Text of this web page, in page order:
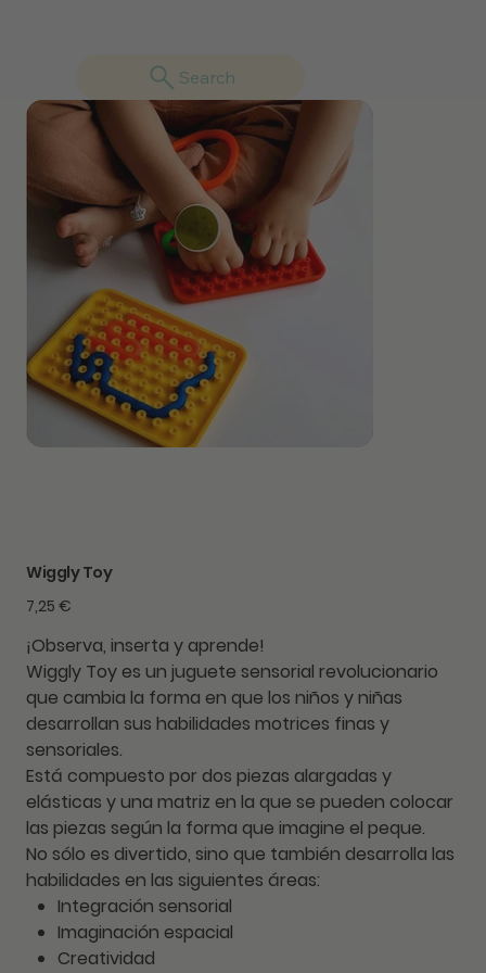
Search
Wiggly Toy
Precio
7,25 €
¡Observa, inserta y aprende!
Wiggly Toyes un juguete sensorial revolucionario
que cambia la forma en que los niños y niñas
desarrollan sus habilidades motrices finas y
sensoriales.
Está compuesto por dos piezas alargadas y
elásticas y una matriz en la que se pueden colocar
las piezas según la forma que imagine el peque.
No sólo es divertido, sino que también desarrolla las
habilidades en las siguientes áreas:
Integración sensorial
Imaginación espacial
Creatividad